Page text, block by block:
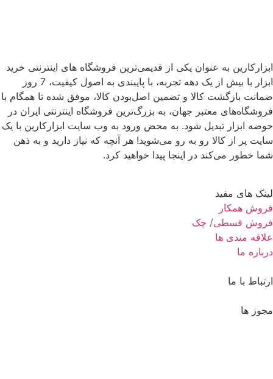
ابزارکارین به عنوان یکی از قدیمی‌ترین فروشگاه های اینترنتی خرید
ابزار با بیش از یک دهه تجربه، با پایبندی به اصول کیفیت، 7 روز
ضمانت بازگشت کالا و تضمین اصل‌بودن کالا، موفق شده تا همگام با
فروشگاه‌های معتبر جهان، به بزرگ‌ترین فروشگاه اینترنتی ایران در
حوضه ابزار تبدیل شود. به محض ورود به وب سایت ابزارکارین با یک
سایت پر از کالا رو به رو می‌شوید! هر آنچه که نیاز دارید و به ذهن
شما خطور می‌کند در اینجا پیدا خواهید کرد.
لینک های مفید
فروش همکار
فروش قسطی/ چک
علاقه مندی ها
درباره ما
ارتباط با ما
مجوز ها